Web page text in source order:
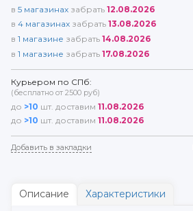
в 5 магазинах забрать 12.08.2026
в 4 магазинах забрать 13.08.2026
в 1 магазине забрать 14.08.2026
в 1 магазине забрать 17.08.2026
Курьером по СПб:
(бесплатно от 2500 руб)
до >10 шт. доставим 11.08.2026
до >10 шт. доставим 11.08.2026
Добавить в закладки
Описание Характеристики